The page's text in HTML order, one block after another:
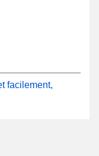
facilement,